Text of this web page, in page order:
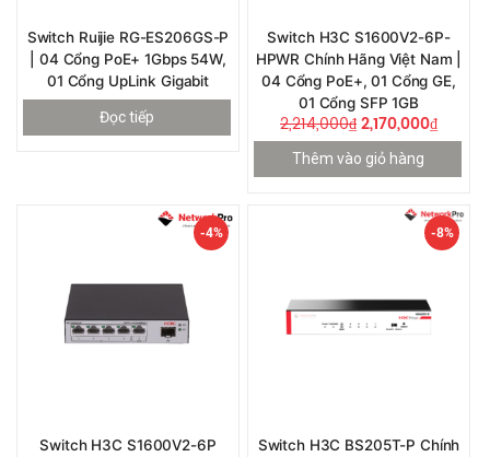
Switch Ruijie RG-ES206GS-P
| 04 Cổng PoE+ 1Gbps 54W,
01 Cổng UpLink Gigabit
Đọc tiếp
Switch H3C S1600V2-6P-
HPWR Chính Hãng Việt Nam |
04 Cổng PoE+, 01 Cổng GE,
01 Cổng SFP 1GB
2,214,000₫2,170,000₫
Thêm vào giỏ hàng
-4%
Switch H3C S1600V2-6P
-8%
Switch H3C BS205T-P Chính